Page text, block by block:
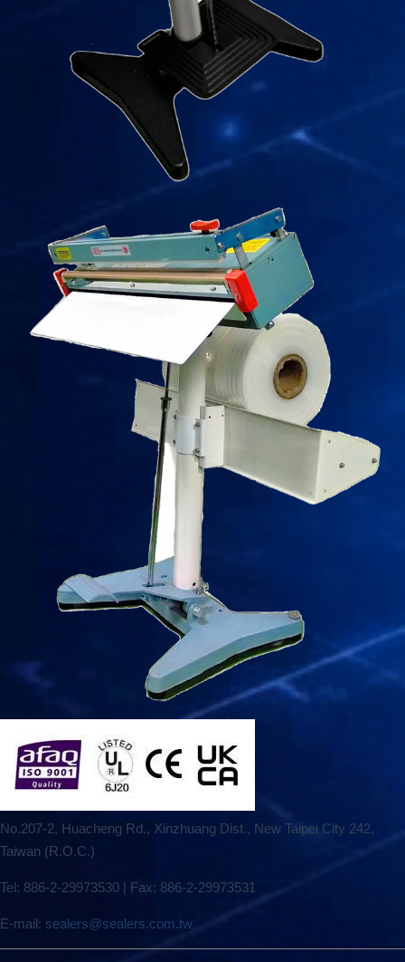
No.207-2, Huacheng Rd., Xinzhuang Dist., New Taipei City 242,
Taiwan (R.O.C.)
Tel: 886-2-29973530 | Fax: 886-2-29973531
E-mail: sealers@sealers.com.tw